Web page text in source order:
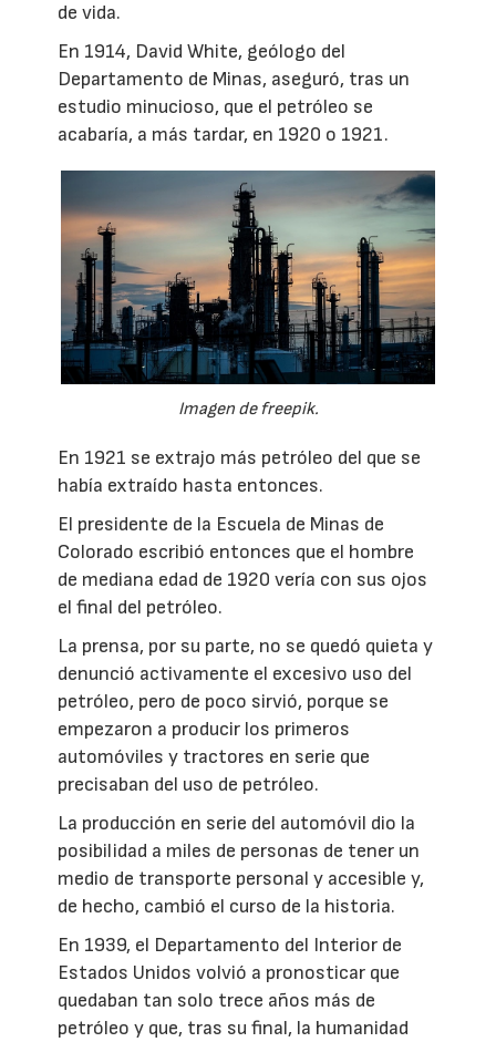
de vida.
En 1914, David White, geólogo del
Departamento de Minas, aseguró, tras un
estudio minucioso, que el petróleo se
acabaría, a más tardar, en 1920 o 1921.
Imagen de freepik.
En 1921 se extrajo más petróleo del que se
había extraído hasta entonces.
El presidente de la Escuela de Minas de
Colorado escribió entonces que el hombre
de mediana edad de 1920 vería con sus ojos
el final del petróleo.
La prensa, por su parte, no se quedó quieta y
denunció activamente el excesivo uso del
petróleo, pero de poco sirvió, porque se
empezaron a producir los primeros
automóviles y tractores en serie que
precisaban del uso de petróleo.
La producción en serie del automóvil dio la
posibilidad a miles de personas de tener un
medio de transporte personal y accesible y,
de hecho, cambió el curso de la historia.
En 1939, el Departamento del Interior de
Estados Unidos volvió a pronosticar que
quedaban tan solo trece años más de
petróleo y que, tras su final, la humanidad